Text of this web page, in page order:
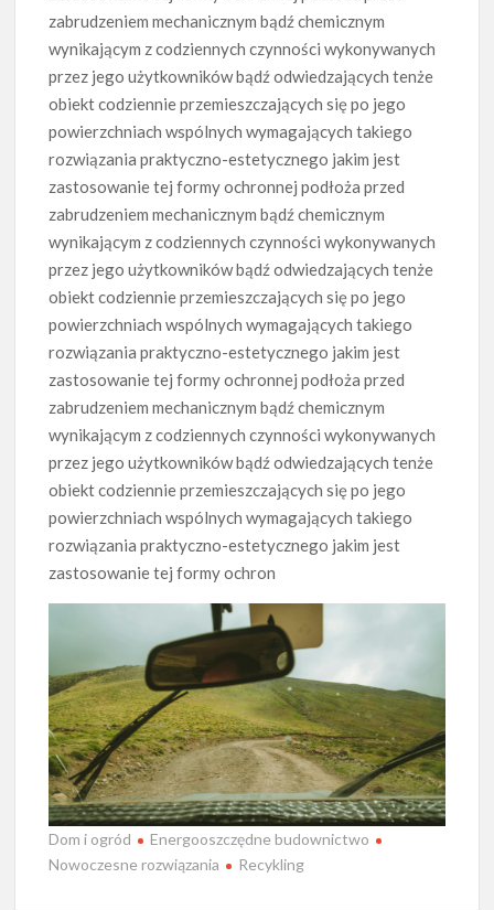
zabrudzeniem mechanicznym bądź chemicznym
wynikającym z codziennych czynności wykonywanych
przez jego użytkowników bądź odwiedzających tenże
obiekt codziennie przemieszczających się po jego
powierzchniach wspólnych wymagających takiego
rozwiązania praktyczno-estetycznego jakim jest
zastosowanie tej formy ochronnej podłoża przed
zabrudzeniem mechanicznym bądź chemicznym
wynikającym z codziennych czynności wykonywanych
przez jego użytkowników bądź odwiedzających tenże
obiekt codziennie przemieszczających się po jego
powierzchniach wspólnych wymagających takiego
rozwiązania praktyczno-estetycznego jakim jest
zastosowanie tej formy ochronnej podłoża przed
zabrudzeniem mechanicznym bądź chemicznym
wynikającym z codziennych czynności wykonywanych
przez jego użytkowników bądź odwiedzających tenże
obiekt codziennie przemieszczających się po jego
powierzchniach wspólnych wymagających takiego
rozwiązania praktyczno-estetycznego jakim jest
zastosowanie tej formy ochron
Dom i ogród
Energooszczędne budownictwo
Nowoczesne rozwiązania
Recykling